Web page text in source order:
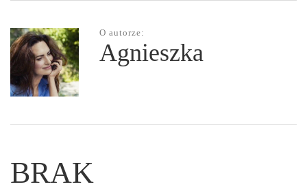
O autorze:
Agnieszka
BRAK